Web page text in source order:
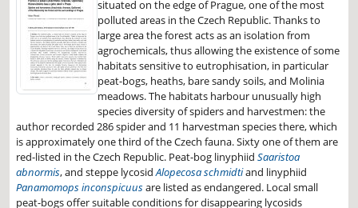
situated on the edge of Prague, one of the most
polluted areas in the Czech Republic. Thanks to
large area the forest acts as an isolation from
agrochemicals, thus allowing the existence of some
habitats sensitive to eutrophisation, in particular
peat-bogs, heaths, bare sandy soils, and Molinia
meadows. The habitats harbour unusually high
species diversity of spiders and harvestmen: the
author recorded 286 spider and 11 harvestman species there, which
is approximately one third of the Czech fauna. Sixty one of them are
red-listed in the Czech Republic. Peat-bog linyphiid Saaristoa
abnormis, and steppe lycosidAlopecosa schmidtiand linyphiid
Panamomops inconspicuusare listed as endangered. Local small
peat-bogs offer suitable conditions for disappearing lycosids